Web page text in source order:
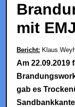
mit
Bericht: Klaus
Am 22.09.2019
gab es